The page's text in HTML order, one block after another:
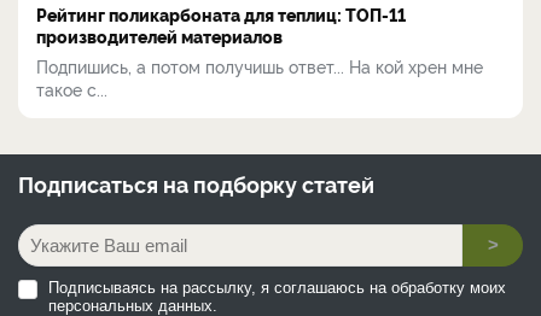
Рейтинг поликарбоната для теплиц: ТОП-11
производителей материалов
Подпишись, а потом получишь ответ... На кой хрен мне
такое с...
Подписаться на подборку статей
>
Подписываясь на рассылку, я соглашаюсь на обработку моих
персональных данных.